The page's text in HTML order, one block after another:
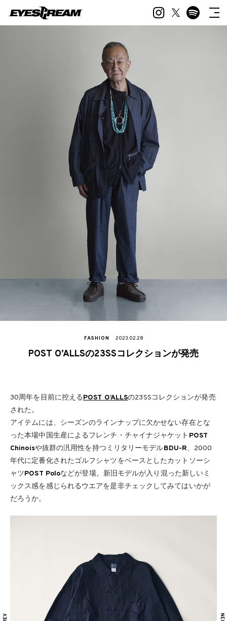
FASHION 2023.02.28
POST O’ALLSの23SSコレクションが発売
30周年を目前に控えるPOST O’ALLSの23SSコレクションが発売
された。
アイテムには、シーズンのラインナップに欠かせない存在とな
った本場中国生産によるフレンチ・チャイナジャケット POST
Chinoisや抜群の汎用性を持つミリタリーモデルBDU-R、2000
年代に定番化されたゴルフシャツをベースとしたカットソーシ
ャツPOST Poloなどが登場。新旧モデルが入り混った新しいミ
ックス感を感じられるウエアを是非チェックしてみてはいかが
だろうか。